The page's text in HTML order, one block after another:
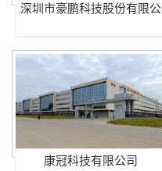
深圳市豪鹏科技股份有限公
康冠科技有限公司